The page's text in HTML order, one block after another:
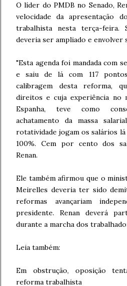
O líder do PMDB no Senado,
velocidade da apresentação
trabalhista nesta terça-feira.
deveria ser ampliado e envolver
"Esta agenda foi mandada com
e saiu de lá com 117
calibragem desta reforma,
direitos e cuja experiência no
Espanha, teve como
achatamento da massa
rotatividade jogam os salários lá
100%. Cem por cento dos
Renan.
Ele também afirmou que o
Meirelles deveria ter sido
reformas avançariam
presidente. Renan deverá
durante a marcha dos
Leia também:
Em obstrução, oposição
reforma trabalhista